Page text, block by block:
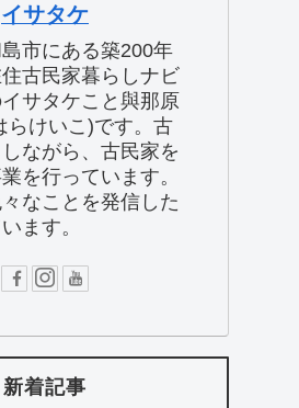
イサタケ
市にある築200年
古民家暮らしナビ
サタケこと與那原
らけいこ)です。古
ながら、古民家を
を行っています。
なことを発信した
ます。
新着記事